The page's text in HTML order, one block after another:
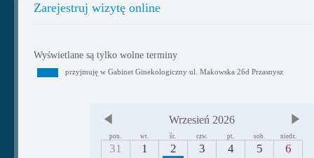
Zarejestruj wizytę online
Wyświetlane są tylko wolne terminy
przyjmuję w Gabinet Ginekologiczny ul. Makowska 26d Przasnysz
Wrzesień 2026
pon. wt. śr. czw. pt. sob. niedz.
31 1 2 3 4 5 6